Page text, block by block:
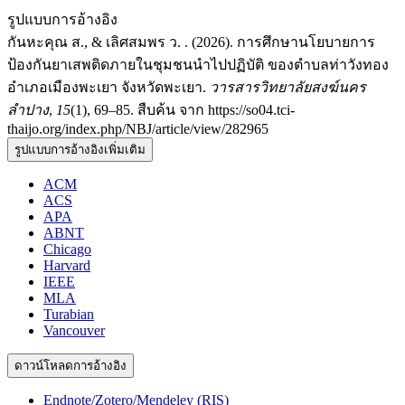
รูปแบบการอ้างอิง
กันหะคุณ ส., & เลิศสมพร ว. . (2026). การศึกษานโยบายการ
ป้องกันยาเสพติดภายในชุมชนนำไปปฏิบัติ ของตำบลท่าวังทอง
อำเภอเมืองพะเยา จังหวัดพะเยา. วารสารวิทยาลัยสงฆ์นคร
ลำปาง, 15(1), 69–85. สืบค้น จาก https://so04.tci-
thaijo.org/index.php/NBJ/article/view/282965
รูปแบบการอ้างอิงเพิ่มเติม
ACM
ACS
APA
ABNT
Chicago
Harvard
IEEE
MLA
Turabian
Vancouver
ดาวน์โหลดการอ้างอิง
Endnote/Zotero/Mendeley (RIS)